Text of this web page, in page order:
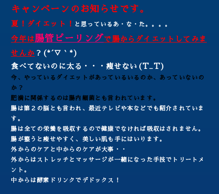
キャンペーンのお知らせです。
夏！ダイエット！ と思っているあ・な・た。。。。
今年は腸管ピーリングで腸からダイエットしてみま
せんか ？(*´▽｀*)
食べてないのに太る・・・痩せない(T_T)
今、やっているダイエットがあっているいるのか、あっていないの
か？
肥満に関係するのは腸内細菌とも言われています。
腸は第２の脳とも言われ、最近テレビや本などでも紹介されていま
す。
腸は全ての栄養を吸収するので健康でなければ吸収はされません。
腸が整うと痩せやすく、美しい肌も手にはいります。
外からのケアと中からのケアが大事・・
外からはストレッチとマッサージが一緒になった手技でトリートメ
ント。
中からは酵素ドリンクでデドックス！